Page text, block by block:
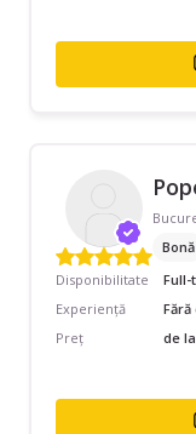
Bonă
Disponibilitate
Full-
Experiență
Preț
de